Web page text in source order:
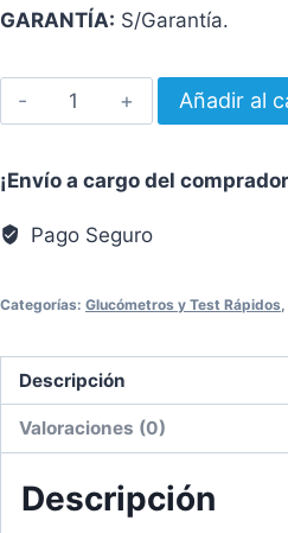
GARANTÍA: S/Garantía.
TIRAS
REACTIVAS
XS
UNIDADES
Añadir al
¡Envío a cargo del
Pago Seguro
Categorías: Glucómetros y Test Rápidos,
Descripción
Valoraciones (0)
Descripción